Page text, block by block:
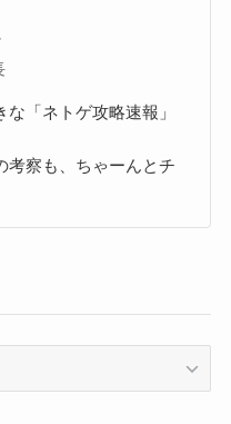
「ネトゲ攻略速報」
考察も、ちゃーんとチ